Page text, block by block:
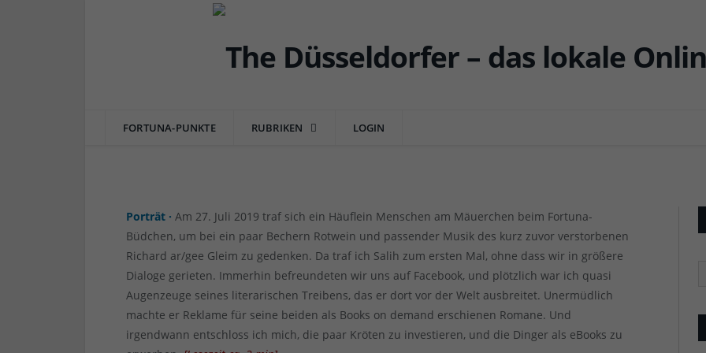
FORTUNA-PUNKTE RUBRIKEN LOGIN
DÜSSEL-KULTUR & POP
5 Fragen an – Salih Jamal, ein aufsteigender Stern
Porträt ·Am 27. Juli 2019 traf sich ein Häuflein Menschen am Mäuerchen beim Fortuna-
Büdchen, um bei ein paar Bechern Rotwein und passender Musik des kurz zuvor verstorbenen
Richard ar/gee Gleim zu gedenken. Da traf ich Salih zum ersten Mal, ohne dass wir in größere
Dialoge gerieten. Immerhin befreundeten wir uns auf Facebook, und plötzlich war ich quasi
Augenzeuge seines literarischen Treibens, das er dort vor der Welt ausbreitet. Unermüdlich
machte er Reklame für seine beiden als Books on demand erschienen Romane. Und
irgendwann entschloss ich mich, die paar Kröten zu investieren, und die Dinger als eBooks zu